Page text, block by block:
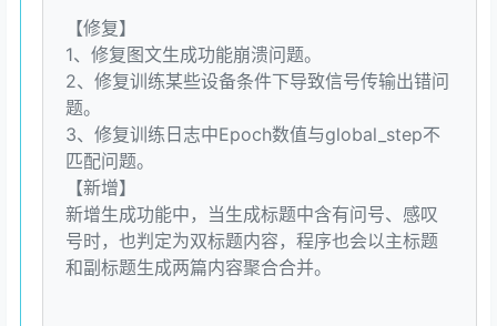
【修复】
1、修复图文生成功能崩溃问题。
2、修复训练某些设备条件下导致信号传输出错问
题。
3、修复训练日志中Epoch数值与global_step不
匹配问题。
【新增】
新增生成功能中，当生成标题中含有问号、感叹
号时，也判定为双标题内容，程序也会以主标题
和副标题生成两篇内容聚合合并。